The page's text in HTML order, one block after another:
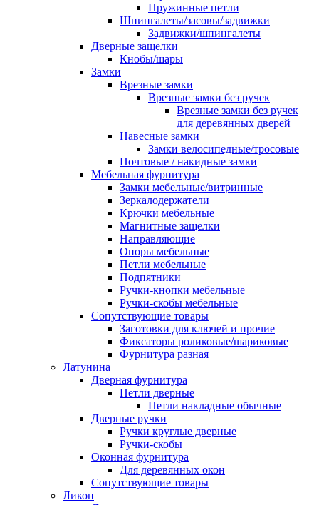
Пружинные петли
Шпингалеты/засовы/задвижки
Задвижки/шпингалеты
Дверные защелки
Кнобы/шары
Замки
Врезные замки
Врезные замки без ручек
Врезные замки без ручек
для деревянных дверей
Навесные замки
Замки велосипедные/тросовые
Почтовые / накидные замки
Мебельная фурнитура
Замки мебельные/витринные
Зеркалодержатели
Крючки мебельные
Магнитные защелки
Направляющие
Опоры мебельные
Петли мебельные
Подпятники
Ручки-кнопки мебельные
Ручки-скобы мебельные
Сопутствующие товары
Заготовки для ключей и прочие
Фиксаторы роликовые/шариковые
Фурнитура разная
Латунина
Дверная фурнитура
Петли дверные
Петли накладные обычные
Дверные ручки
Ручки круглые дверные
Ручки-скобы
Оконная фурнитура
Для деревянных окон
Сопутствующие товары
Ликон